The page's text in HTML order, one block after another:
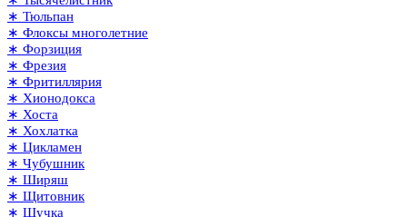
∗ Тюльпан
∗ Флоксы многолетние
∗ Форзиция
∗ Фрезия
∗ Фритиллярия
∗ Хионодокса
∗ Хоста
∗ Хохлатка
∗ Цикламен
∗ Чубушник
∗ Ширяш
∗ Щитовник
∗ Щучка